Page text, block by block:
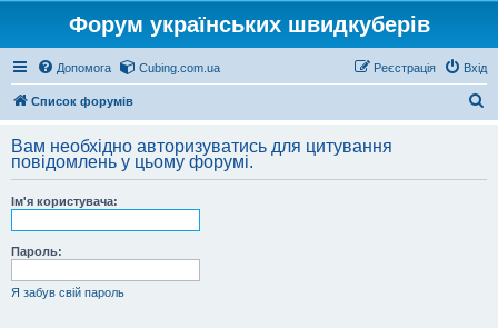
Форум українських швидкуберів
Допомога Cubing.com.ua Вхід
Реєстрація
Список форумів
у
Вам необхідно авторизуватись для цитування
повідомлень у цьому форумі.
Ім'я користувача:
Пароль:
Я забув свій пароль